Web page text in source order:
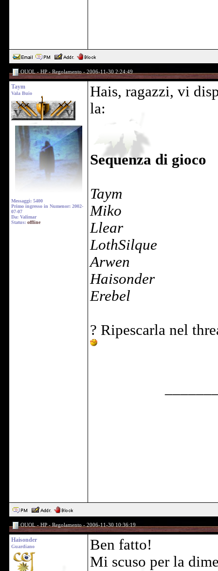
OUOL - HP - Regolamento - 2006-11-30 2:24:49
Taym
Vala Buio
Messaggi: 5400
Primo ingresso in Numenor: 2002-
07-07
Da: Valimar
Status: offline
Hais, ragazzi, vi
la:
Sequenza di gioco
Taym
Miko
Llear
LothSilque
Arwen
Haisonder
Erebel
? Ripescarla nel
OUOL - HP - Regolamento - 2006-11-30 10:36:19
Haisonder
Guardiano
Ben fatto!
Mi scuso per la